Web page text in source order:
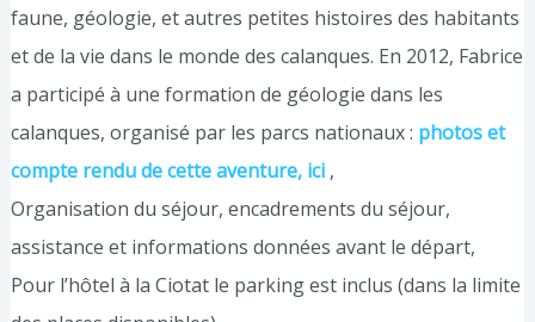
faune, géologie, et autres petites histoires des habitants
et de la vie dans le monde des calanques. En 2012, Fabrice
a participé à une formation de géologie dans les
calanques, organisé par les parcs nationaux : photos et
compte rendu de cette aventure, ici,
Organisation du séjour, encadrements du séjour,
assistance et informations données avant le départ,
Pour l’hôtel à la Ciotat le parking est inclus (dans la limite